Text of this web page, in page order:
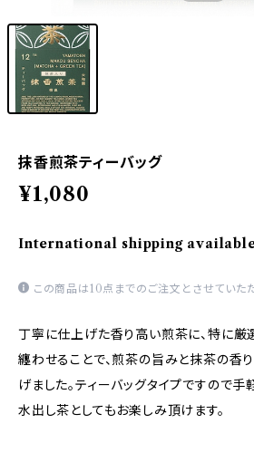
抹香煎茶ティーバッグ
¥1,080
International shipping
この商品は10点までのご注文とさせていただ
丁寧に仕上げた香り高い煎茶に、特に厳
纏わせることで、煎茶の旨みと抹茶の香
げました。ティーバッグタイプですので手
水出し茶としてもお楽しみ頂けます。